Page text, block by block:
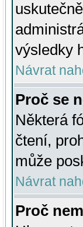
výsledky
Návrat
Proč se
Některá
čtení,
může
Návrat
Proč